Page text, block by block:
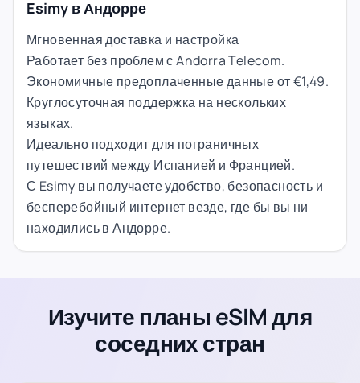
Esimy в Андорре
Мгновенная доставка и настройка
Работает без проблем с Andorra Telecom.
Экономичные предоплаченные данные от €1,49.
Круглосуточная поддержка на нескольких
языках.
Идеально подходит для пограничных
путешествий между Испанией и Францией.
С Esimy вы получаете удобство, безопасность и
бесперебойный интернет везде, где бы вы ни
находились в Андорре.
Изучите планы eSIM для
соседних стран